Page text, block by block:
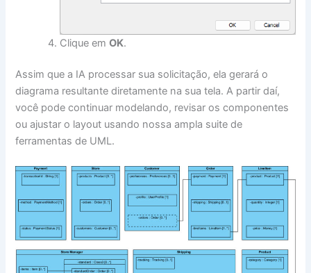
Clique emOK.
Assim que a IA processar sua solicitação, ela gerará o
diagrama resultante diretamente na sua tela. A partir daí,
você pode continuar modelando, revisar os componentes
ou ajustar o layout usando nossa ampla suite de
ferramentas de UML.